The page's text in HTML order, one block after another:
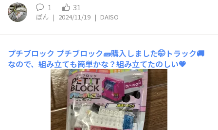
1 31
ぽん | 2024/11/19 | DAISO
プチブロック プチブロック🧱購入しました🤭トラック🚚
なので、組み立ても簡単かな？組み立てたのしい💗